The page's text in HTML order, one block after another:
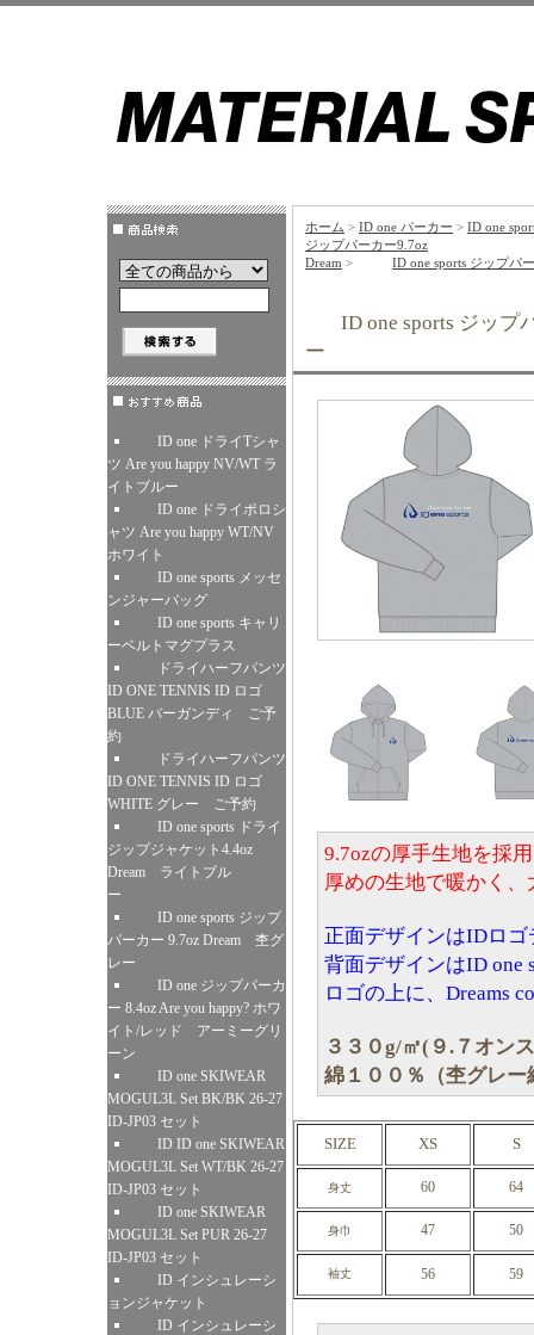
ID one ドライTシャ
ツ Are you happy NV/WT ラ
イトブルー
ID one ドライポロシ
ャツ Are you happy WT/NV
ホワイト
ID one sports メッセ
ンジャーバッグ
ID one sports キャリ
ーベルトマグプラス
ドライハーフパンツ
ID ONE TENNIS ID ロゴ
BLUE バーガンディ ご予
約
ドライハーフパンツ
ID ONE TENNIS ID ロゴ
WHITE グレー ご予約
ID one sports ドライ
ジップジャケット4.4oz
Dream ライトブル
ー
ID one sports ジップ
パーカー 9.7oz Dream 杢グ
レー
ID one ジップパーカ
ー 8.4oz Are you happy? ホワ
イト/レッド アーミーグリ
ーン
ID one SKIWEAR
MOGUL3L Set BK/BK 26-27
ID-JP03 セット
ID ID one SKIWEAR
MOGUL3L Set WT/BK 26-27
ID-JP03 セット
ID one SKIWEAR
MOGUL3L Set PUR 26-27
ID-JP03 セット
ID インシュレーシ
ョンジャケット
ID インシュレーシ
ホーム > ID one パーカー > ID one
ジップパーカー9.7oz
Dream > ID one sports ジッ
ID one sports ジッ
ー
9.7ozの厚手生地を採
厚めの生地で暖かく
正面デザインはIDロ
背面デザインはID one
ロゴの上に、Dreams
３３０g/㎡(９.７オン
綿１００％（杢グレ
SIZE XS S
身丈 60 64
身巾 47 50
袖丈 56 59